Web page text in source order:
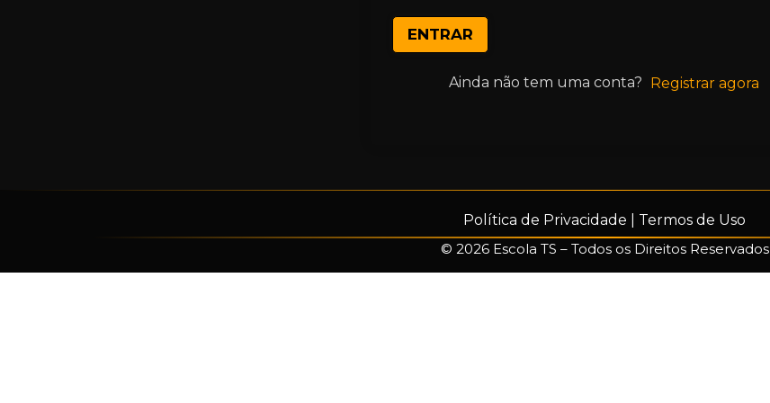
ENTRAR
Ainda não tem uma conta? Registrar agora
Política de Privacidade
Termos de Uso
© 2026 Escola TS – Todos os Direitos Reservados